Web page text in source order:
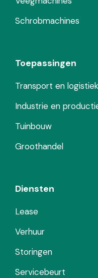
Schrobmachines
Toepassingen
Transport en logistiek
Industrie en
Tuinbouw
Groothandel
Diensten
Lease
Verhuur
Storingen
Servicebeurt